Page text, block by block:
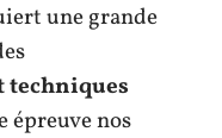
une grande
techniques
épreuve nos